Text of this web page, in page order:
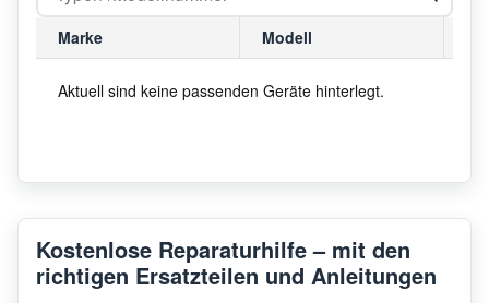
Marke Modell
Aktuell sind keine passenden Geräte hinterlegt.
Kostenlose Reparaturhilfe – mit den
richtigen Ersatzteilen und Anleitungen